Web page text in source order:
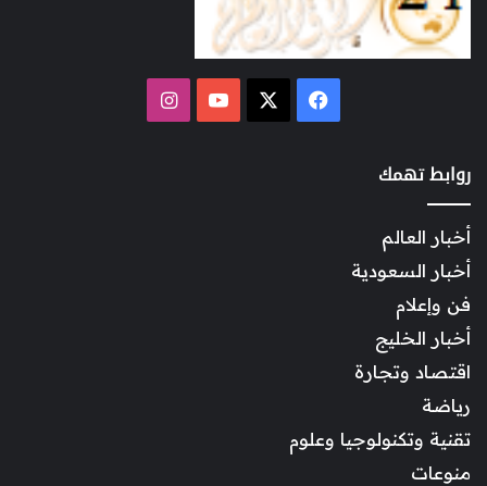
فيسبوك ‫YouTubeانستقرام
روابط تهمك
أخبار العالم
أخبار السعودية
فن وإعلام
أخبار الخليج
اقتصاد وتجارة
رياضة
تقنية وتكنولوجيا وعلوم
منوعات